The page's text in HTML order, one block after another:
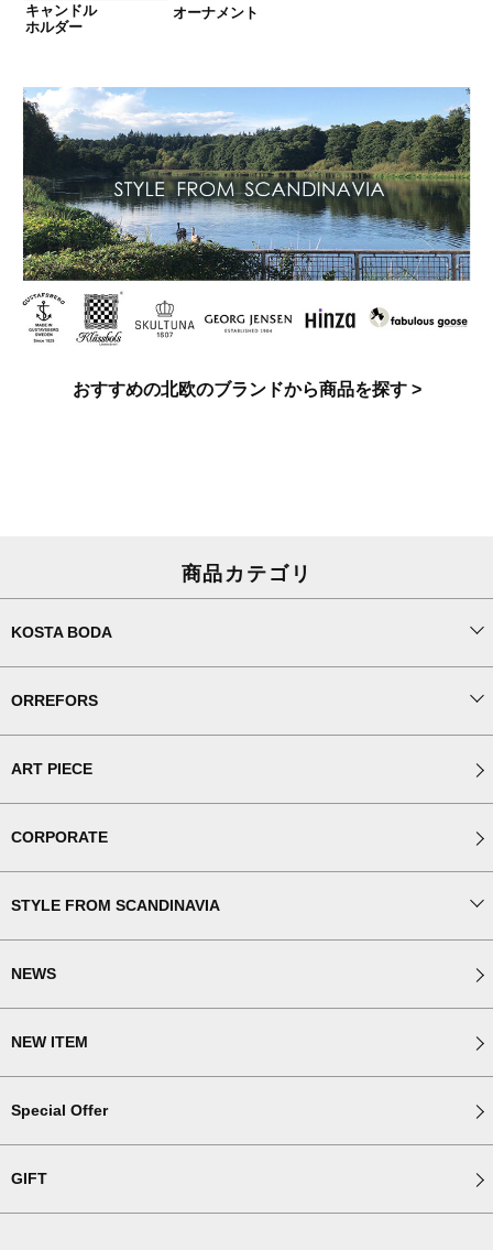
キャンドル
ホルダー
オーナメント
おすすめの北欧のブランドから商品を探す >
商品カテゴリ
KOSTA BODA
ORREFORS
ART PIECE
CORPORATE
STYLE FROM SCANDINAVIA
NEWS
NEW ITEM
Special Offer
GIFT